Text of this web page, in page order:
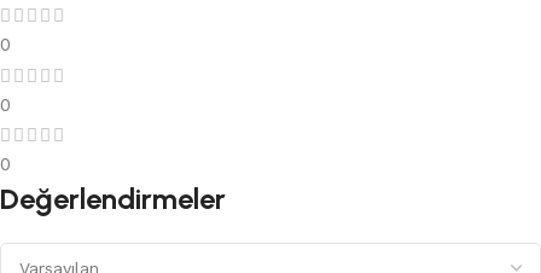
0
0
0
Değerlendirmeler